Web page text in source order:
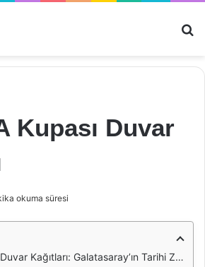
Kupası Duvar
okuma süresi
Kağıtları: Galatasaray’ın Tarihi Zaferinin Görselliği